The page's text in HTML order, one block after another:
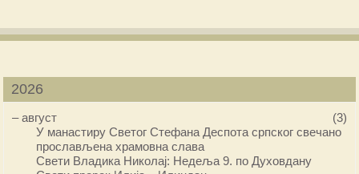
2026
–август
(3)
У манастиру Светог Стефана Деспота српског свечано
прослављена храмовна слава
Свети Владика Николај: Недеља 9. по Духовдану